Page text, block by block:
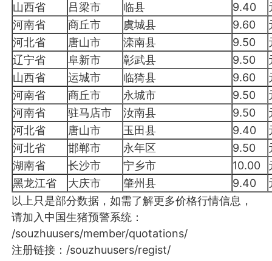
山西省
吕梁市 临县 9.40
河南省
商丘市 虞城县 9.60
河北省
唐山市 滦南县 9.50
辽宁省
阜新市 彰武县 9.50
山西省
运城市 临猗县 9.60
河南省
商丘市 永城市 9.50
河南省
驻马店市 汝南县 9.50
河北省
唐山市 玉田县 9.40
河北省
邯郸市 永年区 9.50
湖南省
长沙市 宁乡市 10.00
黑龙江省
大庆市 肇州县 9.40
以上只是部分数据，如需了解更多价格行情信息，
请加入中国生猪预警系统：
/souzhuusers/member/quotations/
注册链接： /souzhuusers/regist/